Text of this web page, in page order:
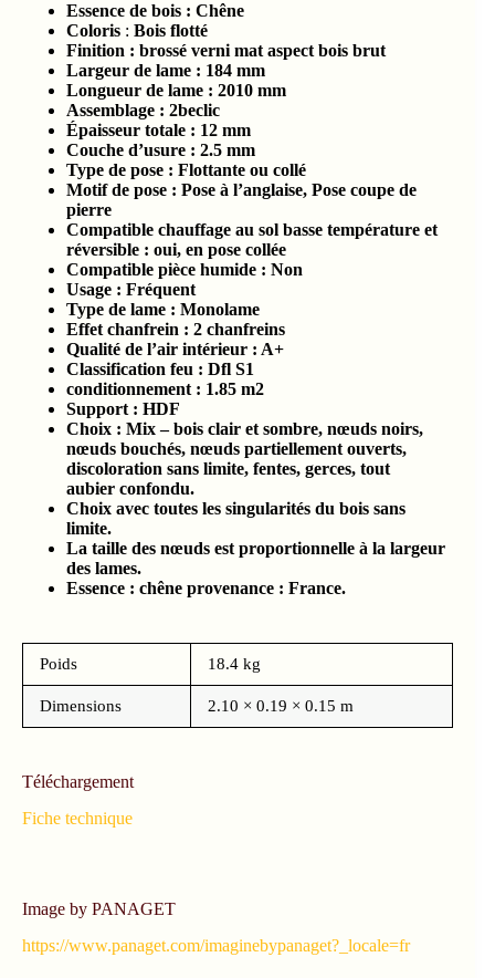
Essence de bois : Chêne
Coloris : Bois flotté
Finition : brossé verni mat aspect bois brut
Largeur de lame : 184 mm
Longueur de lame : 2010 mm
Assemblage : 2beclic
Épaisseur totale : 12 mm
Couche d’usure : 2.5 mm
Type de pose : Flottante ou collé
Motif de pose : Pose à l’anglaise, Pose coupe de
pierre
Compatible chauffage au sol basse température et
réversible : oui, en pose collée
Compatible pièce humide : Non
Usage : Fréquent
Type de lame : Monolame
Effet chanfrein : 2 chanfreins
Qualité de l’air intérieur : A+
Classification feu : Dfl S1
conditionnement : 1.85 m2
Support : HDF
Choix : Mix – bois clair et sombre, nœuds noirs,
nœuds bouchés, nœuds partiellement ouverts,
discoloration sans limite, fentes, gerces, tout
aubier confondu.
Choix avec toutes les singularités du bois sans
limite.
La taille des nœuds est proportionnelle à la largeur
des lames.
Essence : chêne provenance : France.
Poids 18.4 kg
Dimensions 2.10 × 0.19 × 0.15 m
Téléchargement
Fiche technique
Image by PANAGET
https://www.panaget.com/imaginebypanaget?_locale=fr